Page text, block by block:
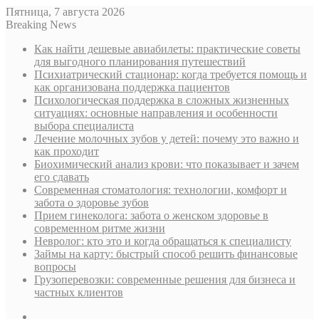
Пятница, 7 августа 2026
Breaking News
Как найти дешевые авиабилеты: практические советы
для выгодного планирования путешествий
Психиатрический стационар: когда требуется помощь и
как организована поддержка пациентов
Психологическая поддержка в сложных жизненных
ситуациях: основные направления и особенности
выбора специалиста
Лечение молочных зубов у детей: почему это важно и
как проходит
Биохимический анализ крови: что показывает и зачем
его сдавать
Современная стоматология: технологии, комфорт и
забота о здоровье зубов
Прием гинеколога: забота о женском здоровье в
современном ритме жизни
Невролог: кто это и когда обращаться к специалисту
Займы на карту: быстрый способ решить финансовые
вопросы
Грузоперевозки: современные решения для бизнеса и
частных клиентов